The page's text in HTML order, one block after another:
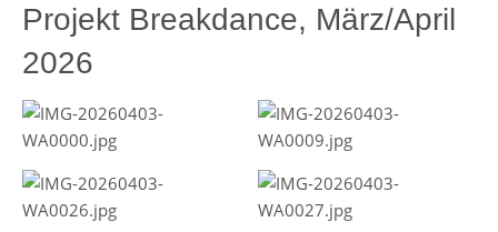
Projekt Breakdance, März/April
2026